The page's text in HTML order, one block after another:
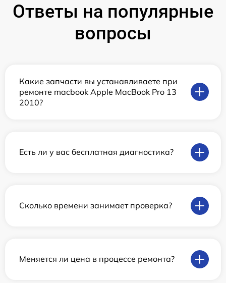
Ответы на популярные
вопросы
Какие запчасти вы устанавливаете при
ремонте macbook Apple MacBook Pro 13
2010?
Есть ли у вас бесплатная диагностика?
Сколько времени занимает проверка?
Меняется ли цена в процессе ремонта?